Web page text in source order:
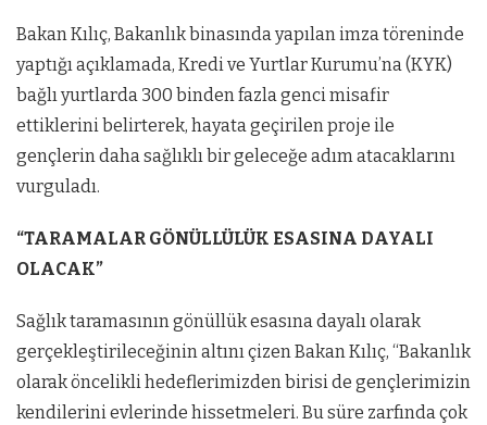
Bakan Kılıç, Bakanlık binasında yapılan imza töreninde
yaptığı açıklamada, Kredi ve Yurtlar Kurumu’na (KYK)
bağlı yurtlarda 300 binden fazla genci misafir
ettiklerini belirterek, hayata geçirilen proje ile
gençlerin daha sağlıklı bir geleceğe adım atacaklarını
vurguladı.
“TARAMALAR GÖNÜLLÜLÜK ESASINA DAYALI
OLACAK”
Sağlık taramasının gönüllük esasına dayalı olarak
gerçekleştirileceğinin altını çizen Bakan Kılıç, “Bakanlık
olarak öncelikli hedeflerimizden birisi de gençlerimizin
kendilerini evlerinde hissetmeleri. Bu süre zarfında çok